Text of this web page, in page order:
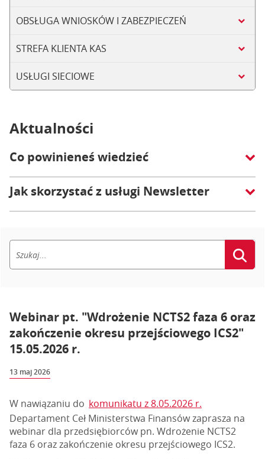
OBSŁUGA WNIOSKÓW I ZABEZPIECZEŃ
STREFA KLIENTA KAS
USŁUGI SIECIOWE
Aktualności
Co powinieneś wiedzieć
Jak skorzystać z usługi Newsletter
Webinar pt. "Wdrożenie NCTS2 faza 6 oraz
zakończenie okresu przejściowego ICS2"
15.05.2026 r.
13 maj 2026
W nawiązaniu do komunikatu z 8.05.2026 r.
Departament Ceł Ministerstwa Finansów zaprasza na
webinar dla przedsiębiorców pn. Wdrożenie NCTS2
faza 6 oraz zakończenie okresu przejściowego ICS2.